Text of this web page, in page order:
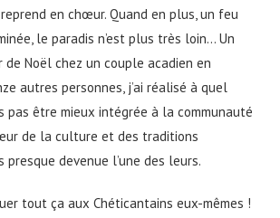
en chœur. Quand en plus, un feu
le paradis n’est plus très loin… Un
de Noël chez un couple acadien en
autres personnes, j’ai réalisé à quel
pas être mieux intégrée à la communauté
de la culture et des traditions
presque devenue l’une des leurs.
tout ça aux Chéticantains eux-mêmes !